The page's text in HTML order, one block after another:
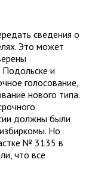
сведения о
Это может
и
голосование,
нового типа.
должны были
Но
№ 3135 в
что все